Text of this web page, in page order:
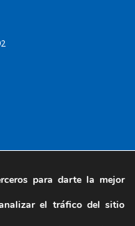
para darte la mejor
el tráfico del sitio